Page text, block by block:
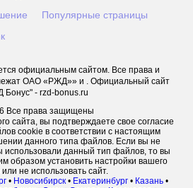
Популярные страницы
официальным сайтом. Все права и
ОАО «РЖД»» и . Официальный сайт
Бонус" - rzd-bonus.ru
Все права защищены
сайта, вы подтверждаете свое согласие
cookie в соответствии с настоящим
данного типа файлов. Если вы не
использовали данный тип файлов, то вы
образом установить настройки вашего
не использовать сайт.
• Новосибирск • Екатеринбург • Казань •